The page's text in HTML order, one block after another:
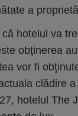
a
hotelul va
obţinerea
vor fi
clădire
hotelul The